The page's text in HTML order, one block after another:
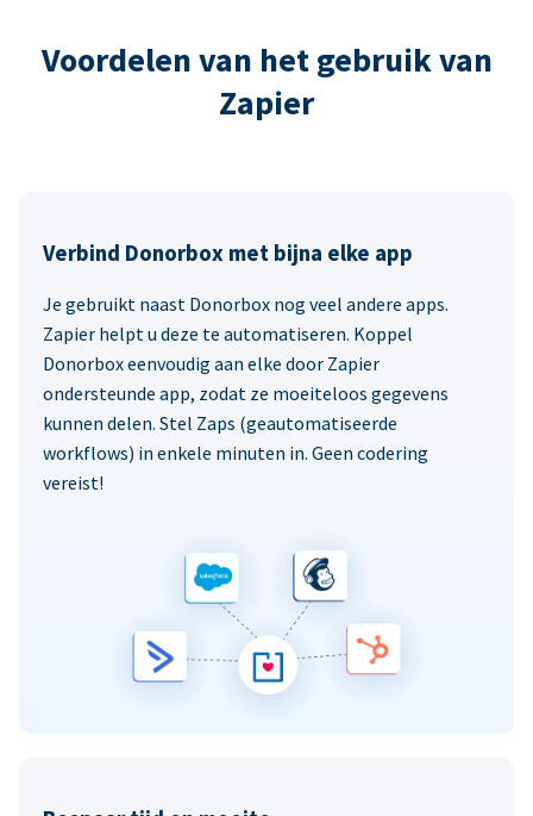
Voordelen van het gebruik van
Zapier
Verbind Donorbox met bijna elke app
Je gebruikt naast Donorbox nog veel andere apps.
Zapier helpt u deze te automatiseren. Koppel
Donorbox eenvoudig aan elke door Zapier
ondersteunde app, zodat ze moeiteloos gegevens
kunnen delen. Stel Zaps (geautomatiseerde
workflows) in enkele minuten in. Geen codering
vereist!